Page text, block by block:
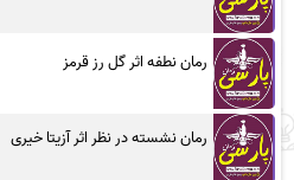
رمان نطفه اثر گل رز قرمز
رمان نشسته در نظر اثر آزیتا خیری